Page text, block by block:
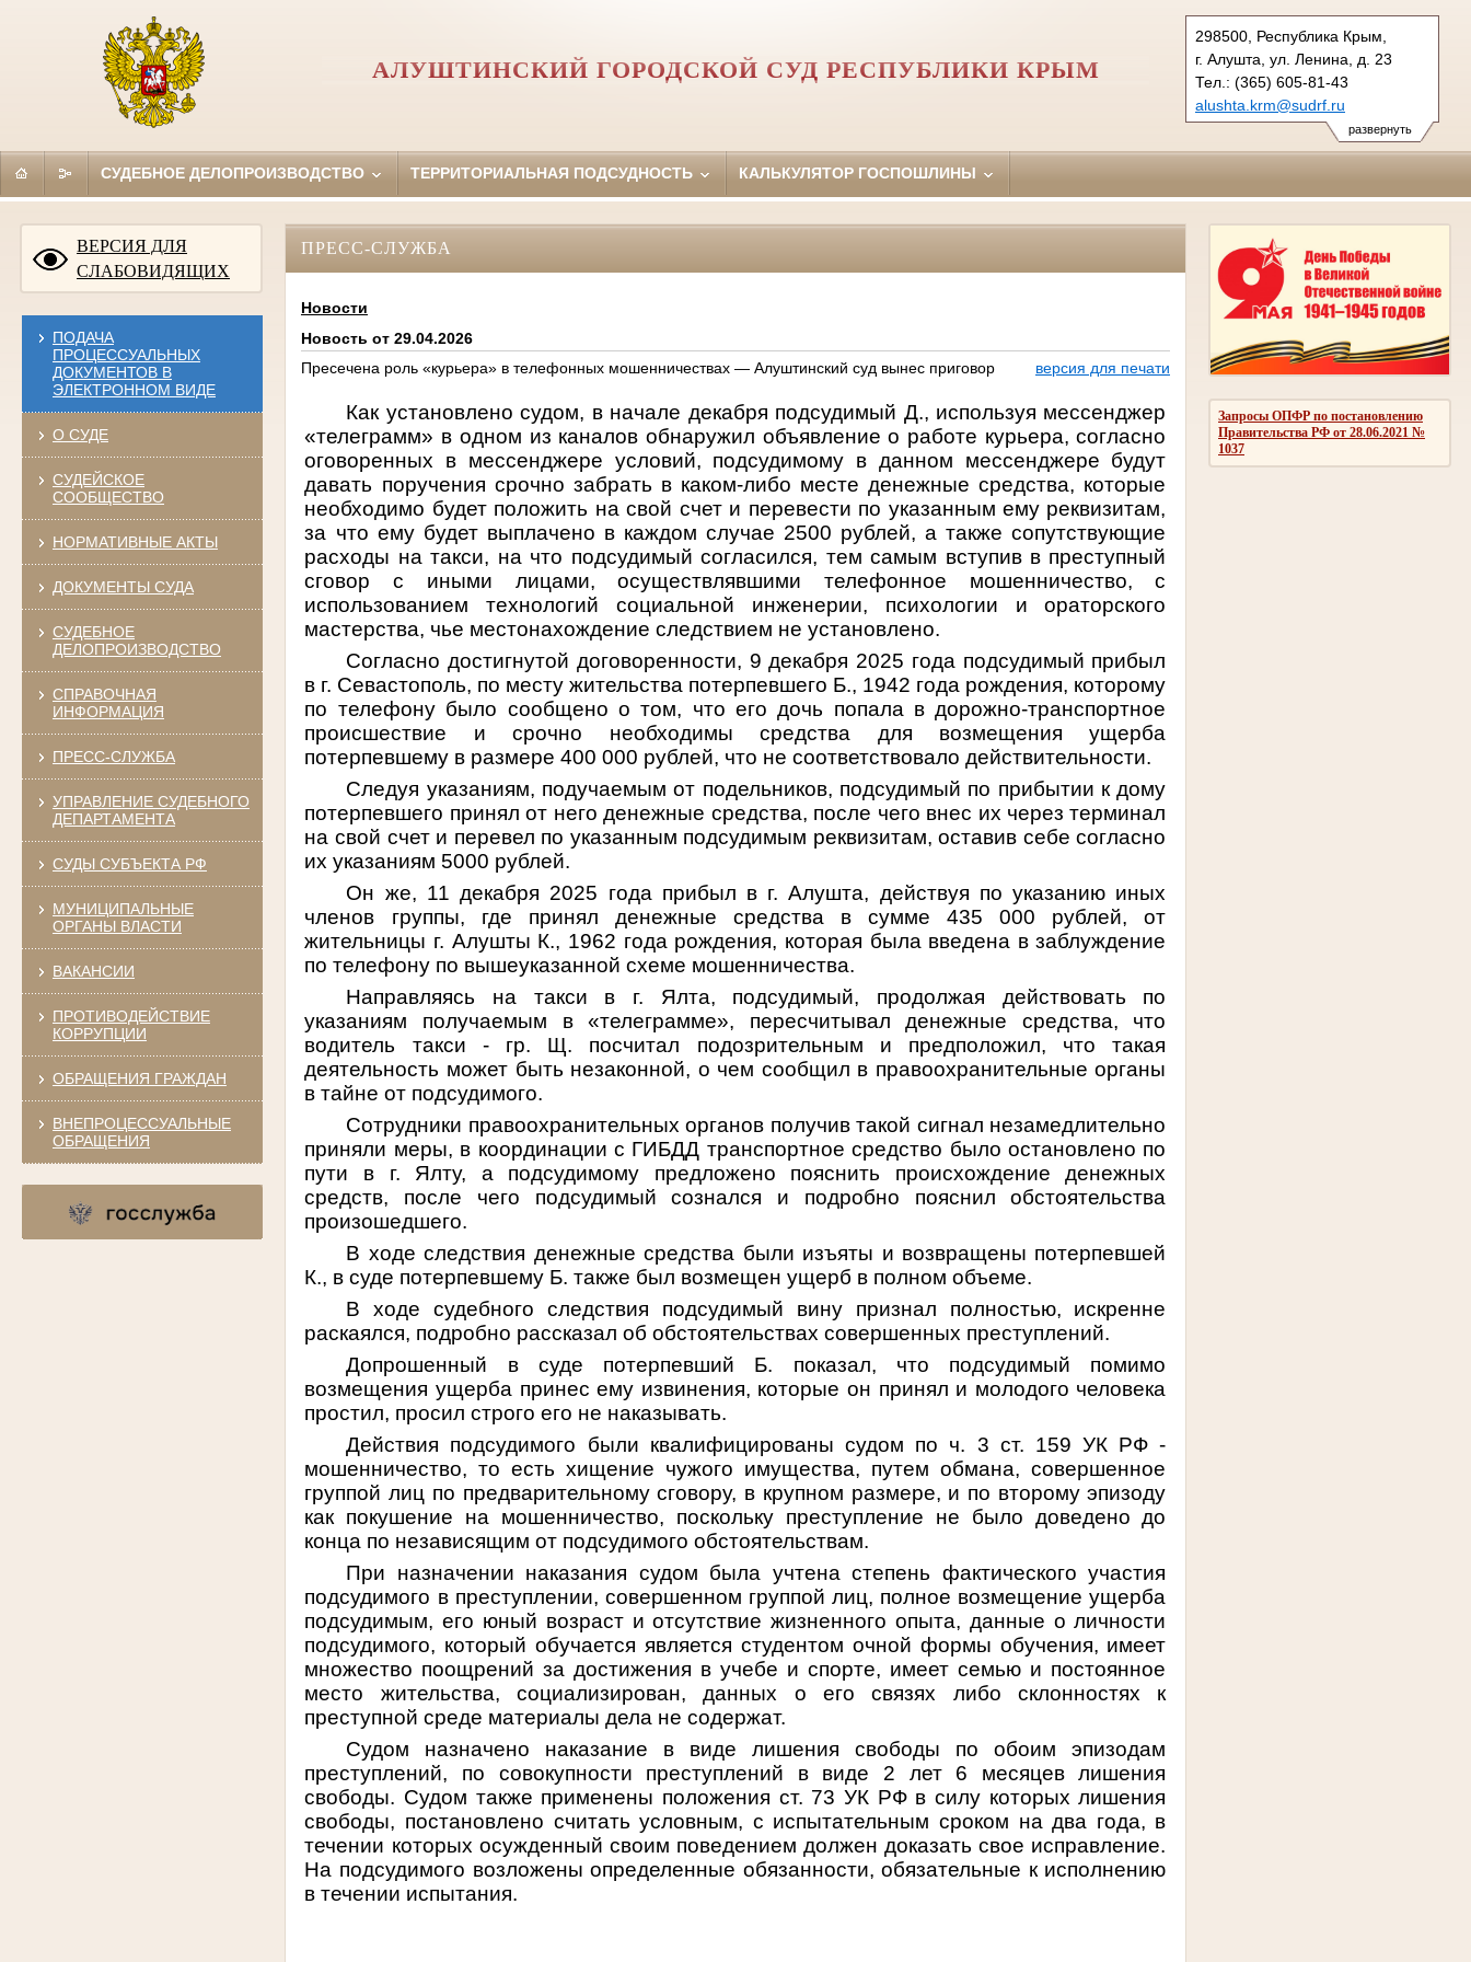
развернуть
298500, Республика Крым,
г. Алушта, ул. Ленина, д. 23
Тел.: (365) 605-81-43
alushta.krm@sudrf.ru
АЛУШТИНСКИЙ ГОРОДСКОЙ СУД РЕСПУБЛИКИ КРЫМ
СУДЕБНОЕ ДЕЛОПРОИЗВОДСТВО ТЕРРИТОРИАЛЬНАЯ ПОДСУДНОСТЬ КАЛЬКУЛЯТОР ГОСПОШЛИНЫ
ВЕРСИЯ ДЛЯ
СЛАБОВИДЯЩИХ
ПОДАЧА
ПРОЦЕССУАЛЬНЫХ
ДОКУМЕНТОВ В
ЭЛЕКТРОННОМ ВИДЕ
О СУДЕ
СУДЕЙСКОЕ
СООБЩЕСТВО
НОРМАТИВНЫЕ АКТЫ
ДОКУМЕНТЫ СУДА
СУДЕБНОЕ
ДЕЛОПРОИЗВОДСТВО
СПРАВОЧНАЯ
ИНФОРМАЦИЯ
ПРЕСС-СЛУЖБА
УПРАВЛЕНИЕ СУДЕБНОГО
ДЕПАРТАМЕНТА
СУДЫ СУБЪЕКТА РФ
МУНИЦИПАЛЬНЫЕ
ОРГАНЫ ВЛАСТИ
ВАКАНСИИ
ПРОТИВОДЕЙСТВИЕ
КОРРУПЦИИ
ОБРАЩЕНИЯ ГРАЖДАН
ВНЕПРОЦЕССУАЛЬНЫЕ
ОБРАЩЕНИЯ
Запросы ОПФР по постановлению
Правительства РФ от 28.06.2021 №
1037
ПРЕСС-СЛУЖБА
Новости
Новость от 29.04.2026
Пресечена роль «курьера» в телефонных мошенничествах — Алуштинский суд вынес приговор
версия для печати
Как установлено судом, в начале декабря подсудимый Д., используя мессенджер
«телеграмм» в одном из каналов обнаружил объявление о работе курьера, согласно
оговоренных в мессенджере условий, подсудимому в данном мессенджере будут
давать поручения срочно забрать в каком-либо месте денежные средства, которые
необходимо будет положить на свой счет и перевести по указанным ему реквизитам,
за что ему будет выплачено в каждом случае 2500 рублей, а также сопутствующие
расходы на такси, на что подсудимый согласился, тем самым вступив в преступный
сговор с иными лицами, осуществлявшими телефонное мошенничество, с
использованием технологий социальной инженерии, психологии и ораторского
мастерства, чье местонахождение следствием не установлено.
Согласно достигнутой договоренности, 9 декабря 2025 года подсудимый прибыл
в г. Севастополь, по месту жительства потерпевшего Б., 1942 года рождения, которому
по телефону было сообщено о том, что его дочь попала в дорожно-транспортное
происшествие и срочно необходимы средства для возмещения ущерба
потерпевшему в размере 400 000 рублей, что не соответствовало действительности.
Следуя указаниям, подучаемым от подельников, подсудимый по прибытии к дому
потерпевшего принял от него денежные средства, после чего внес их через терминал
на свой счет и перевел по указанным подсудимым реквизитам, оставив себе согласно
их указаниям 5000 рублей.
Он же, 11 декабря 2025 года прибыл в г. Алушта, действуя по указанию иных
членов группы, где принял денежные средства в сумме 435 000 рублей, от
жительницы г. Алушты К., 1962 года рождения, которая была введена в заблуждение
по телефону по вышеуказанной схеме мошенничества.
Направляясь на такси в г. Ялта, подсудимый, продолжая действовать по
указаниям получаемым в «телеграмме», пересчитывал денежные средства, что
водитель такси - гр. Щ. посчитал подозрительным и предположил, что такая
деятельность может быть незаконной, о чем сообщил в правоохранительные органы
в тайне от подсудимого.
Сотрудники правоохранительных органов получив такой сигнал незамедлительно
приняли меры, в координации с ГИБДД транспортное средство было остановлено по
пути в г. Ялту, а подсудимому предложено пояснить происхождение денежных
средств, после чего подсудимый сознался и подробно пояснил обстоятельства
произошедшего.
В ходе следствия денежные средства были изъяты и возвращены потерпевшей
К., в суде потерпевшему Б. также был возмещен ущерб в полном объеме.
В ходе судебного следствия подсудимый вину признал полностью, искренне
раскаялся, подробно рассказал об обстоятельствах совершенных преступлений.
Допрошенный в суде потерпевший Б. показал, что подсудимый помимо
возмещения ущерба принес ему извинения, которые он принял и молодого человека
простил, просил строго его не наказывать.
Действия подсудимого были квалифицированы судом по ч. 3 ст. 159 УК РФ -
мошенничество, то есть хищение чужого имущества, путем обмана, совершенное
группой лиц по предварительному сговору, в крупном размере, и по второму эпизоду
как покушение на мошенничество, поскольку преступление не было доведено до
конца по независящим от подсудимого обстоятельствам.
При назначении наказания судом была учтена степень фактического участия
подсудимого в преступлении, совершенном группой лиц, полное возмещение ущерба
подсудимым, его юный возраст и отсутствие жизненного опыта, данные о личности
подсудимого, который обучается является студентом очной формы обучения, имеет
множество поощрений за достижения в учебе и спорте, имеет семью и постоянное
место жительства, социализирован, данных о его связях либо склонностях к
преступной среде материалы дела не содержат.
Судом назначено наказание в виде лишения свободы по обоим эпизодам
преступлений, по совокупности преступлений в виде 2 лет 6 месяцев лишения
свободы. Судом также применены положения ст. 73 УК РФ в силу которых лишения
свободы, постановлено считать условным, с испытательным сроком на два года, в
течении которых осужденный своим поведением должен доказать свое исправление.
На подсудимого возложены определенные обязанности, обязательные к исполнению
в течении испытания.